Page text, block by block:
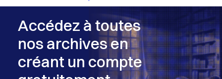
Accédez à toutes
nos archives en
créant un compte